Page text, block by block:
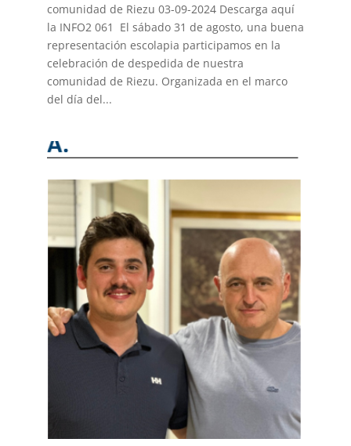
comunidad de Riezu 03-09-2024 Descarga aquí
la INFO2 061 El sábado 31 de agosto, una buena
representación escolapia participamos en la
celebración de despedida de nuestra
comunidad de Riezu. Organizada en el marco
del día del...